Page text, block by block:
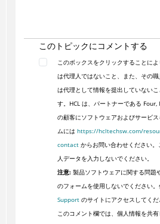
このトピックにコメントする
このボックスをクリックすることに
は代理人ではないこと、また、その
は代理として情報を提出していない
す。HCL は、パートナーである
の顧客にソフトウェアおよびサービ
ムには https://hcltechsw.com/
contactからお問い合わせください。
人データを入力しないでください。
注意:製品ソフトウェアに関する問題
のフォームを使用しないでください。
Supportのサイトにアクセスしてくだ
このコメント欄では、個人情報を共